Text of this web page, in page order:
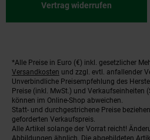
Vertrag widerrufen
Fußnoten
*Alle Preise in Euro (€) inkl. gesetzlicher
Versandkosten und zzgl. evtl. anfallender
Unverbindliche Preisempfehlung des
Preise (inkl. MwSt.) und Verkaufseinheiten
können im Online-Shop abweichen.
Statt- und durchgestrichene Preise
geforderten Verkaufspreis.
Alle Artikel solange der Vorrat reicht!
Abbildungen ähnlich. Die abgebildeten